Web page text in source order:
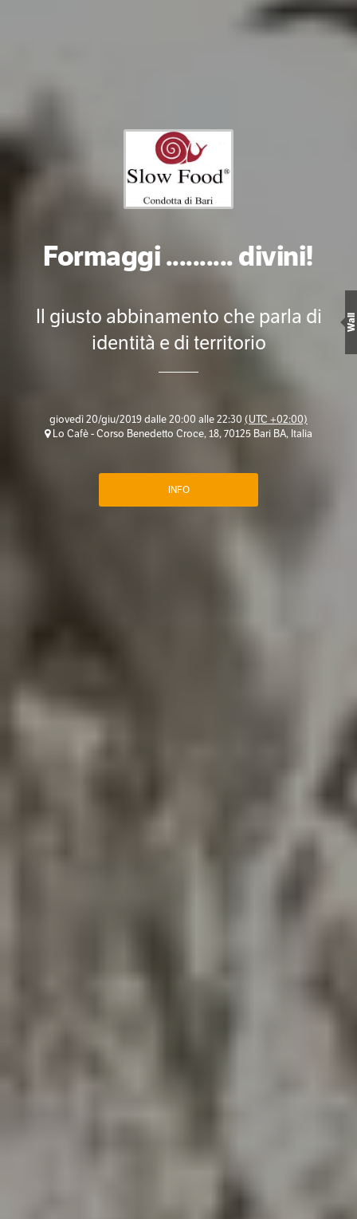
Formaggi .......... divini!
Il giusto abbinamento che parla di
identità e di territorio
giovedì 20/giu/2019 dalle 20:00 alle 22:30 (UTC +02:00)
Lo Cafè - Corso Benedetto Croce, 18, 70125 Bari BA, Italia
INFO
Wall